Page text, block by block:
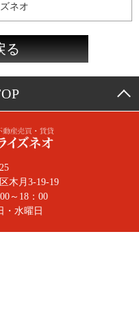
ネオ
る
木月3-19-19
～18：00
・水曜日